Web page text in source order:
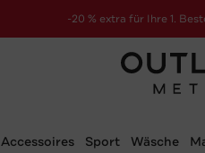
-20 % extra für Ihre 1.
Accessoires Sport Wäsche